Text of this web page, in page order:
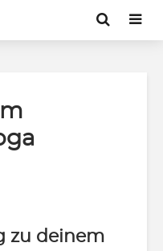
zu deinem